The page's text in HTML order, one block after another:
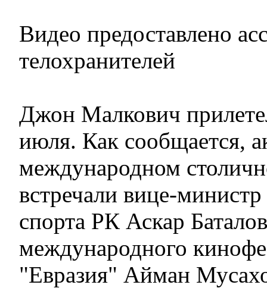
Видео предоставлено
телохранителей
Джон Малкович
июля. Как сообщается,
международном
встречали вице-
спорта РК Аскар
международного
"Евразия" Айман